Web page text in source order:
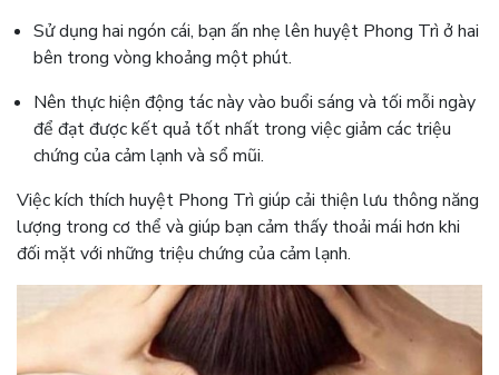
Sử dụng hai ngón cái, bạn ấn nhẹ lên huyệt Phong Trì ở hai
bên trong vòng khoảng một phút.
Nên thực hiện động tác này vào buổi sáng và tối mỗi ngày
để đạt được kết quả tốt nhất trong việc giảm các triệu
chứng của cảm lạnh và sổ mũi.
Việc kích thích huyệt Phong Trì giúp cải thiện lưu thông năng
lượng trong cơ thể và giúp bạn cảm thấy thoải mái hơn khi
đối mặt với những triệu chứng của cảm lạnh.